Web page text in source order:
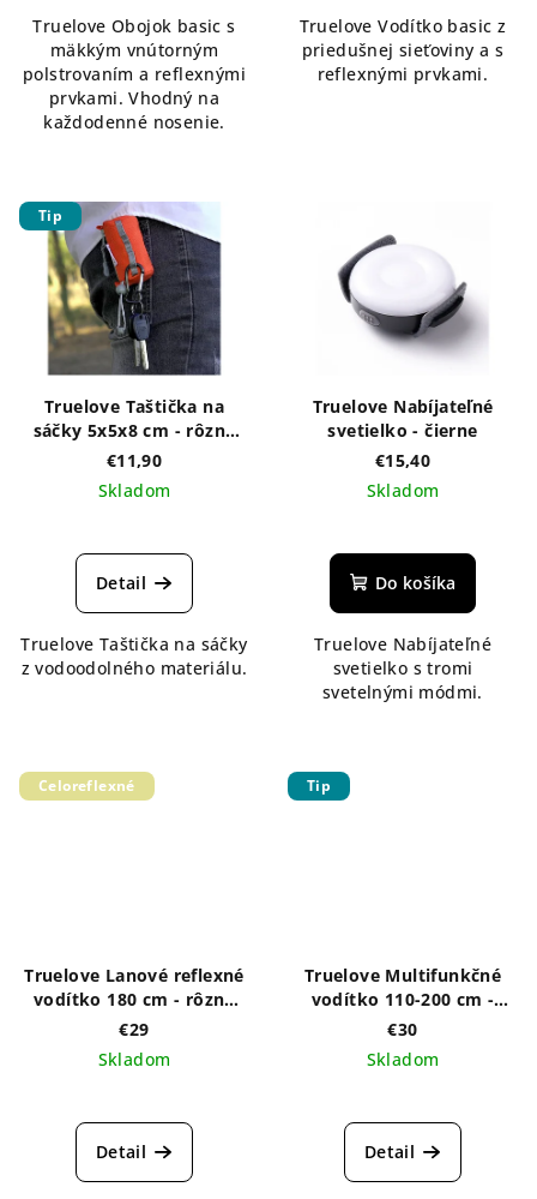
Truelove Obojok basic s
mäkkým vnútorným
polstrovaním a reflexnými
prvkami. Vhodný na
každodenné nosenie.
z
5
hviezdičiek.
Truelove Vodítko basic z
priedušnej sieťoviny a s
reflexnými prvkami.
Tip
Truelove Taštička na
sáčky 5x5x8 cm - rôzne
farby
€11,90
Skladom
Detail
Truelove Taštička na sáčky
z vodoodolného materiálu.
Truelove Nabíjateľné
svetielko - čierne
€15,40
Skladom
Do košíka
Truelove Nabíjateľné
svetielko s tromi
svetelnými módmi.
Celoreflexné
Truelove Lanové reflexné
vodítko 180 cm - rôzne
farby
€29
Skladom
Detail
Tip
Truelove Multifunkčné
vodítko 110-200 cm -
rôzne farby
€30
Skladom
Detail